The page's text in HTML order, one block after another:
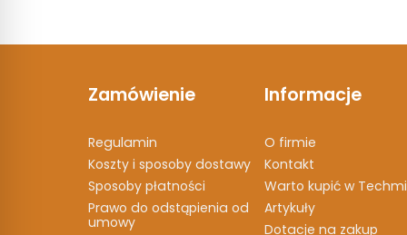
Zamówienie
Regulamin
Koszty i sposoby dostawy
Sposoby płatności
Prawo do odstąpienia od
umowy
Informacje
O firmie
Kontakt
Warto kupić w
Artykuły
Dotacje na zakup